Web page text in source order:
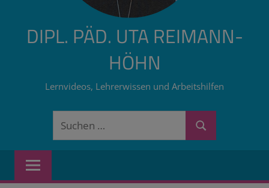
DIPL. PÄD. UTA REIMANN-
HÖHN
Lernvideos, Lehrerwissen und Arbeitshilfen
Suchen
Suchen